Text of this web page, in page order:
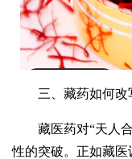
三、藏药如何
藏医药对“天人
性的突破。正如藏